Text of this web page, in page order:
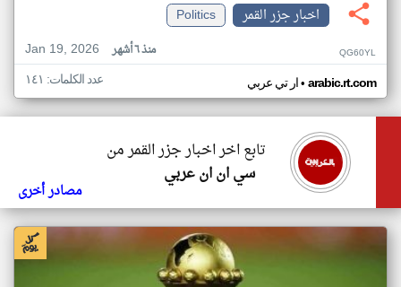
اخبار جزر القمر
Politics
Jan 19, 2026
منذ ٦ أشهر QG60YL
ار تي عربي• arabic.rt.com عدد الكلمات: ١٤١
تابع اخر اخبار جزر القمر من
سي ان ان عربي
مصادر أخرى